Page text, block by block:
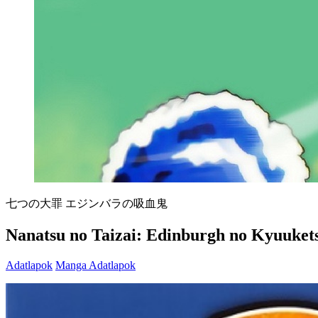
七つの大罪 エジンバラの吸血鬼
Nanatsu no Taizai: Edinburgh no
Adatlapok Manga Adatlapok